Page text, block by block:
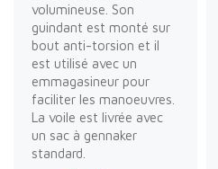
volumineuse. Son
guindant est monté sur
bout anti-torsion et il
est utilisé avec un
emmagasineur pour
faciliter les manoeuvres.
La voile est livrée avec
un sac à gennaker
standard.